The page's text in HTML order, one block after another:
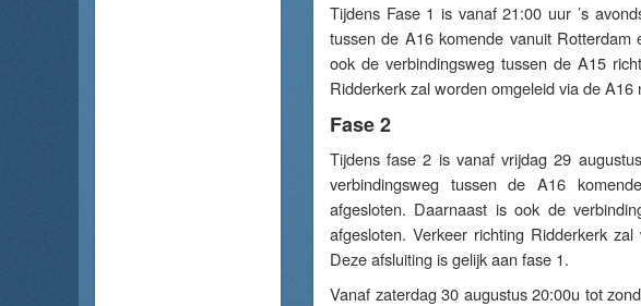
Tijdens Fase 1 is vanaf 21:00 uur ’s
tussen de A16 komende vanuit
ook de verbindingsweg tussen de A15
Ridderkerk zal worden omgeleid via de A16
Fase 2
Tijdens fase 2 is vanaf vrijdag 29
verbindingsweg tussen de A16
afgesloten. Daarnaast is ook de
afgesloten. Verkeer richting Ridderkerk
Deze afsluiting is gelijk aan fase 1.
Vanaf zaterdag 30 augustus 20:00u tot